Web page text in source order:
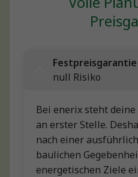
Festpreisgarantie
null Risiko
Bei enerix steht
an erster Stelle.
nach einer
baulichen
energetischen Ziele